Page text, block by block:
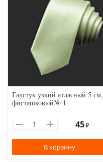
Галстук узкий атласный 5 см,
фисташковый№ 1
45 ₽
В корзину